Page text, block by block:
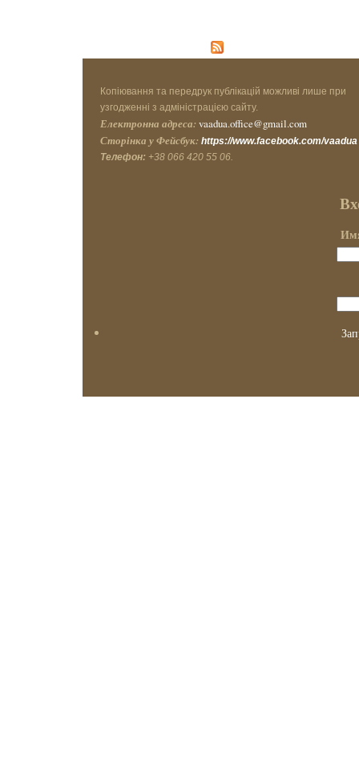
Копіювання та передрук публікацій можливі лише при
узгодженні з адміністрацією сайту.
Електронна адреса: vaadua.office@gmail.com
Сторінка у Фейсбук: https://www.facebook.com/vaadua
Телефон: +38 066 420 55 06.